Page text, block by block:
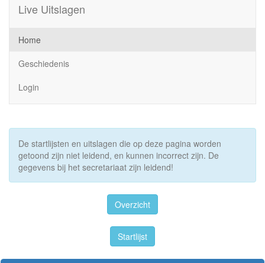
Live Uitslagen
Home
Geschiedenis
Login
De startlijsten en uitslagen die op deze pagina worden
getoond zijn niet leidend, en kunnen incorrect zijn. De
gegevens bij het secretariaat zijn leidend!
Overzicht
Startlijst